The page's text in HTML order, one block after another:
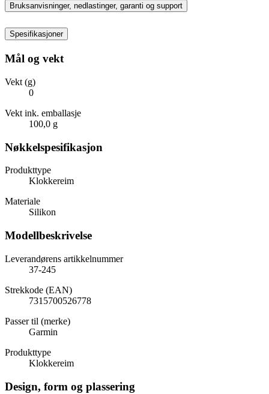
Bruksanvisninger, nedlastinger, garanti og support
Spesifikasjoner
Mål og vekt
Vekt (g)
0
Vekt ink. emballasje
100,0 g
Nøkkelspesifikasjon
Produkttype
Klokkereim
Materiale
Silikon
Modellbeskrivelse
Leverandørens artikkelnummer
37-245
Strekkode (EAN)
7315700526778
Passer til (merke)
Garmin
Produkttype
Klokkereim
Design, form og plassering